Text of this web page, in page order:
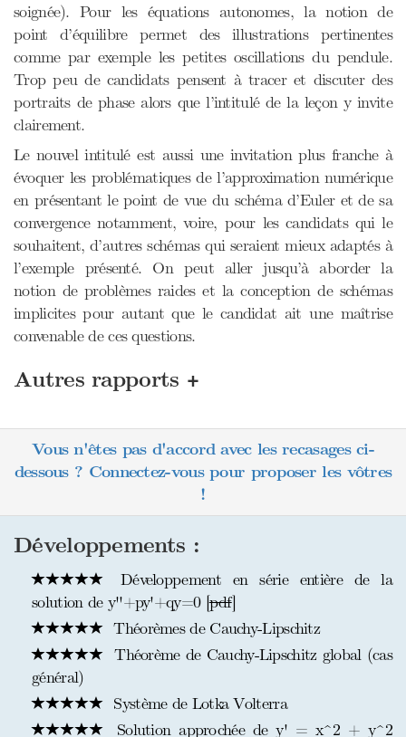
soignée). Pour les équations autonomes, la notion de
point d’équilibre permet des illustrations pertinentes
comme par exemple les petites oscillations du pendule.
Trop peu de candidats pensent à tracer et discuter des
portraits de phase alors que l’intitulé de la leçon y invite
clairement.
Le nouvel intitulé est aussi une invitation plus franche à
évoquer les problématiques de l’approximation numérique
en présentant le point de vue du schéma d’Euler et de sa
convergence notamment, voire, pour les candidats qui le
souhaitent, d’autres schémas qui seraient mieux adaptés à
l’exemple présenté. On peut aller jusqu’à aborder la
notion de problèmes raides et la conception de schémas
implicites pour autant que le candidat ait une maîtrise
convenable de ces questions.
Autres rapports +
Vous n'êtes pas d'accord avec les recasages ci-
dessous ? Connectez-vous pour proposer les vôtres
!
Développements :
Développement en série entière de la
solution de y''+py'+qy=0 [pdf]
Théorèmes de Cauchy-Lipschitz
Théorème de Cauchy-Lipschitz global (cas
général)
Système de Lotka Volterra
Solution approchée de y' = x^2 + y^2